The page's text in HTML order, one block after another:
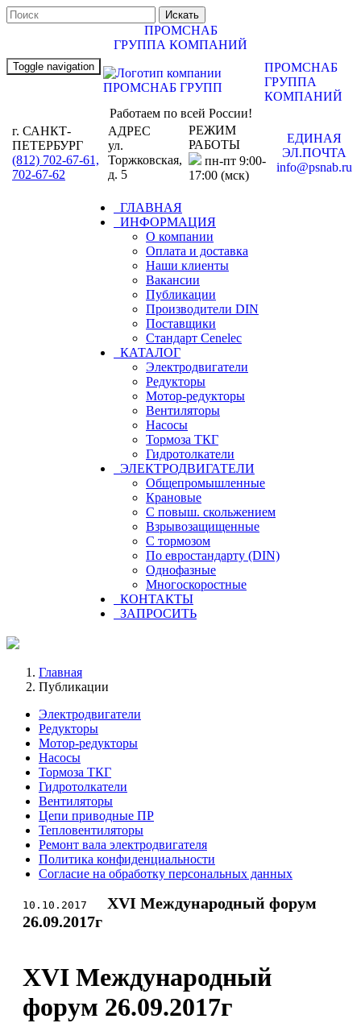
ПРОМСНАБ
ГРУППА КОМПАНИЙ
Toggle navigation
ПРОМСНАБ
ГРУППА
КОМПАНИЙ
Работаем по всей России!
г. САНКТ-
ПЕТЕРБУРГ
(812) 702-67-61,
702-67-62
АДРЕС
ул.
Торжковская,
д. 5
РЕЖИМ
РАБОТЫ
пн-пт 9:00-
17:00 (мск)
ЕДИНАЯ
ЭЛ.ПОЧТА
info@psnab.ru
ГЛАВНАЯ
ИНФОРМАЦИЯ
О компании
Оплата и доставка
Наши клиенты
Вакансии
Публикации
Производители DIN
Поставщики
Стандарт Cenelec
КАТАЛОГ
Электродвигатели
Редукторы
Мотор-редукторы
Вентиляторы
Насосы
Тормоза ТКГ
Гидротолкатели
ЭЛЕКТРОДВИГАТЕЛИ
Общепромышленные
Крановые
С повыш. скольжением
Взрывозащищенные
С тормозом
По евростандарту (DIN)
Однофазные
Многоскоростные
КОНТАКТЫ
ЗАПРОСИТЬ
Главная
Публикации
Электродвигатели
Редукторы
Мотор-редукторы
Насосы
Тормоза ТКГ
Гидротолкатели
Вентиляторы
Цепи приводные ПР
Тепловентиляторы
Ремонт вала электродвигателя
Политика конфиденциальности
Согласие на обработку персональных данных
10.10.2017
XVI Международный форум
26.09.2017г
XVI Международный
форум 26.09.2017г